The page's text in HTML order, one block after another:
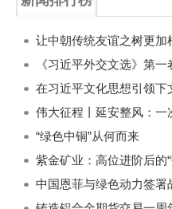
《习近平外交文选》第
“绿色中铜”从何而来
紫金矿业：高位进阶后的
中国恩菲与绿色动力签署